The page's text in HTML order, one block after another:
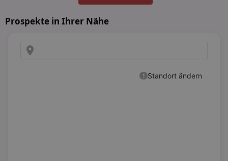
Prospekte in Ihrer Nähe